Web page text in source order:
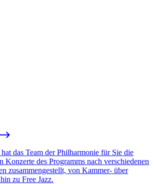
das Team der Philharmonie für Sie die
Konzerte des Programms nach verschiedenen
zusammengestellt, von Kammer- über
zu Free Jazz.